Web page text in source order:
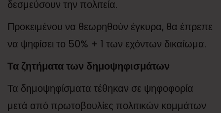
δεσμεύσουν την πολιτεία.
Προκειμένου να θεωρηθούν έγκυρα, θα έπρεπε
να ψηφίσει το 50% + 1 των εχόντων δικαίωμα.
Τα ζητήματα των δημοψηφισμάτων
Τα δημοψηφίσματα τέθηκαν σε ψηφοφορία
μετά από πρωτοβουλίες πολιτικών κομμάτων